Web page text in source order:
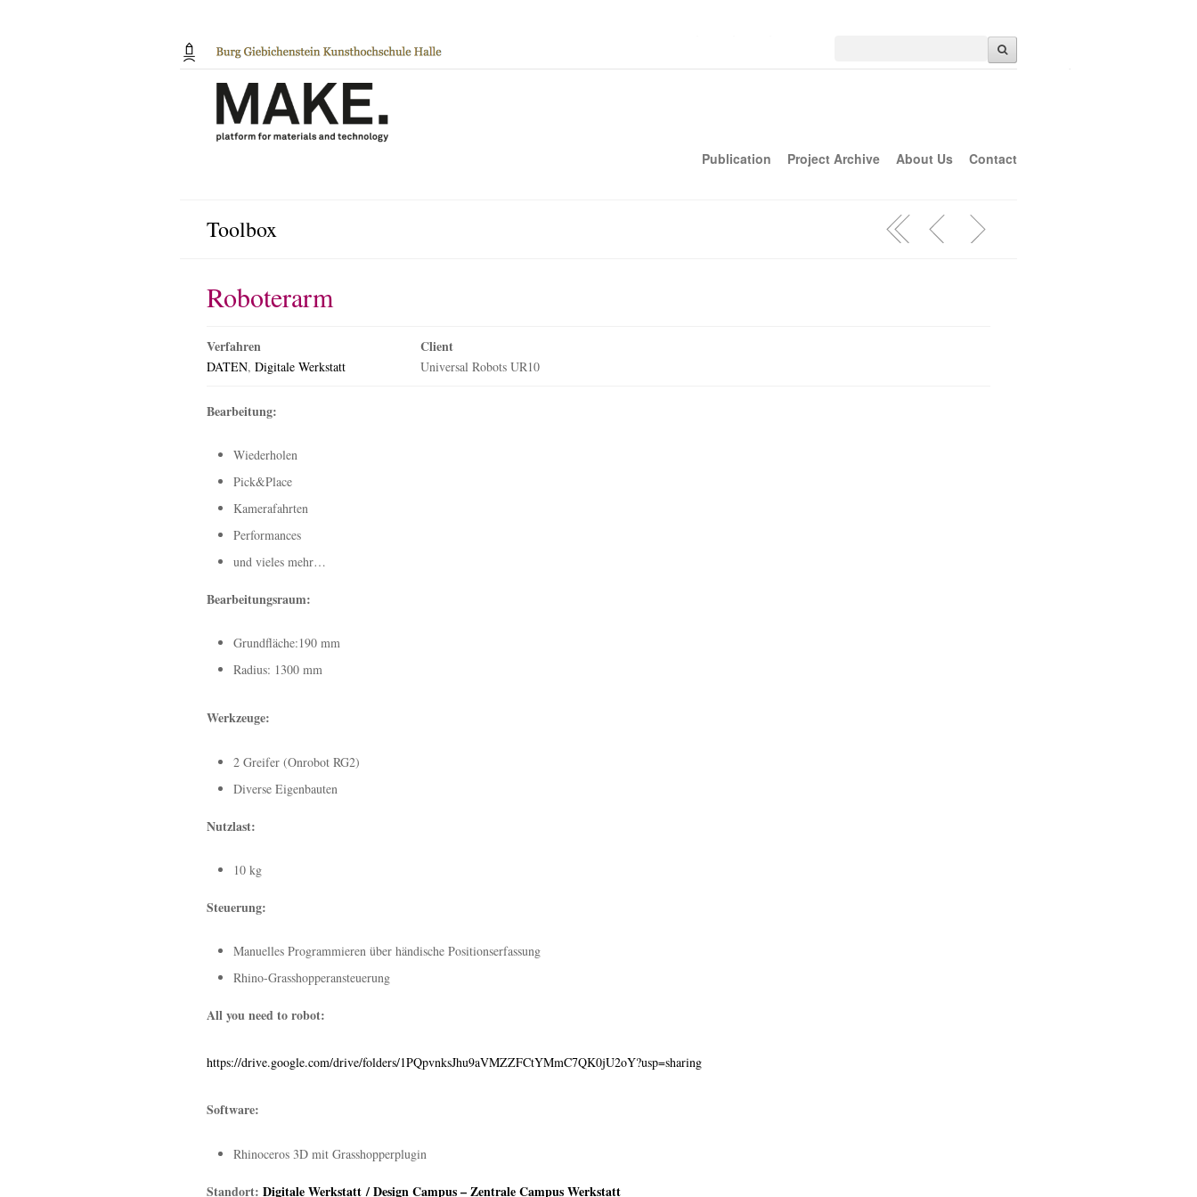
Publication Project Archive About Us Contact
Toolbox
Roboterarm
Verfahren
DATEN, Digitale Werkstatt
Client
Universal Robots UR10
Bearbeitung:
Wiederholen
Pick&Place
Kamerafahrten
Performances
und vieles mehr…
Bearbeitungsraum:
Grundfläche:190 mm
Radius: 1300 mm
Werkzeuge:
2 Greifer (Onrobot RG2)
Diverse Eigenbauten
Nutzlast:
10 kg
Steuerung:
Manuelles Programmieren über händische Positionserfassung
Rhino-Grasshopperansteuerung
All you need to robot:
https://drive.google.com/drive/folders/1PQpvnksJhu9aVMZZFCtYMmC7QK0jU2oY?usp=sharing
Software:
Rhinoceros 3D mit Grasshopperplugin
Standort: Digitale Werkstatt / Design Campus – Zentrale Campus Werkstatt